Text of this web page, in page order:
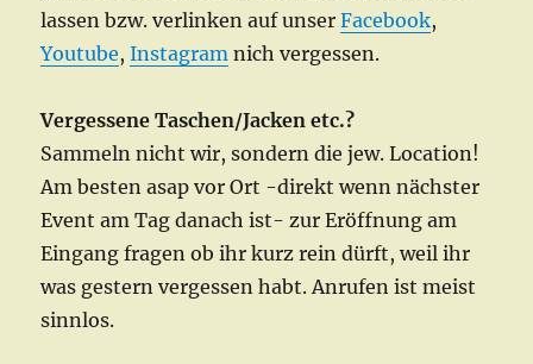
lassen bzw. verlinken auf unserFacebook,
Youtube,Instagram nich vergessen.
Vergessene Taschen/Jacken etc.?
Sammeln nicht wir, sondern die jew. Location!
Am besten asap vor Ort -direkt wenn nächster
Event am Tag danach ist- zur Eröffnung am
Eingang fragen ob ihr kurz rein dürft, weil ihr
was gestern vergessen habt. Anrufen ist meist
sinnlos.